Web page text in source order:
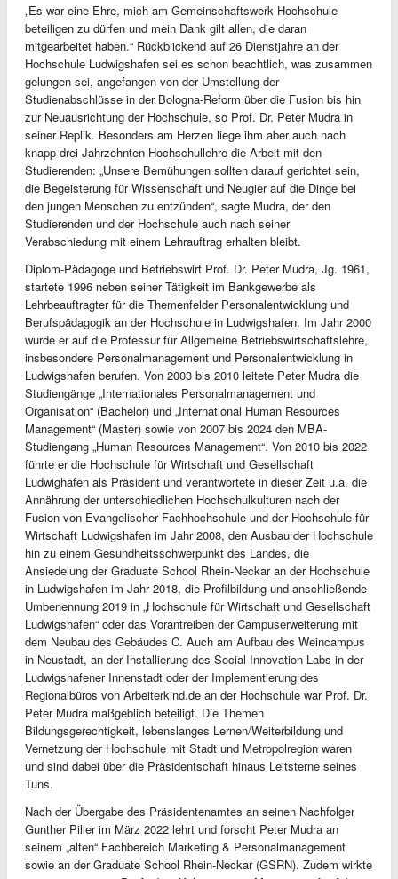
„Es war eine Ehre, mich am Gemeinschaftswerk Hochschule
beteiligen zu dürfen und mein Dank gilt allen, die daran
mitgearbeitet haben.“ Rückblickend auf 26 Dienstjahre an der
Hochschule Ludwigshafen sei es schon beachtlich, was zusammen
gelungen sei, angefangen von der Umstellung der
Studienabschlüsse in der Bologna-Reform über die Fusion bis hin
zur Neuausrichtung der Hochschule, so Prof. Dr. Peter Mudra in
seiner Replik. Besonders am Herzen liege ihm aber auch nach
knapp drei Jahrzehnten Hochschullehre die Arbeit mit den
Studierenden: „Unsere Bemühungen sollten darauf gerichtet sein,
die Begeisterung für Wissenschaft und Neugier auf die Dinge bei
den jungen Menschen zu entzünden“, sagte Mudra, der den
Studierenden und der Hochschule auch nach seiner
Verabschiedung mit einem Lehrauftrag erhalten bleibt.
Diplom-Pädagoge und Betriebswirt Prof. Dr. Peter Mudra, Jg. 1961,
startete 1996 neben seiner Tätigkeit im Bankgewerbe als
Lehrbeauftragter für die Themenfelder Personalentwicklung und
Berufspädagogik an der Hochschule in Ludwigshafen. Im Jahr 2000
wurde er auf die Professur für Allgemeine Betriebswirtschaftslehre,
insbesondere Personalmanagement und Personalentwicklung in
Ludwigshafen berufen. Von 2003 bis 2010 leitete Peter Mudra die
Studiengänge „Internationales Personalmanagement und
Organisation“ (Bachelor) und „International Human Resources
Management“ (Master) sowie von 2007 bis 2024 den MBA-
Studiengang „Human Resources Management“. Von 2010 bis 2022
führte er die Hochschule für Wirtschaft und Gesellschaft
Ludwighafen als Präsident und verantwortete in dieser Zeit u.a. die
Annährung der unterschiedlichen Hochschulkulturen nach der
Fusion von Evangelischer Fachhochschule und der Hochschule für
Wirtschaft Ludwigshafen im Jahr 2008, den Ausbau der Hochschule
hin zu einem Gesundheitsschwerpunkt des Landes, die
Ansiedelung der Graduate School Rhein-Neckar an der Hochschule
in Ludwigshafen im Jahr 2018, die Profilbildung und anschließende
Umbenennung 2019 in „Hochschule für Wirtschaft und Gesellschaft
Ludwigshafen“ oder das Vorantreiben der Campuserweiterung mit
dem Neubau des Gebäudes C. Auch am Aufbau des Weincampus
in Neustadt, an der Installierung des Social Innovation Labs in der
Ludwigshafener Innenstadt oder der Implementierung des
Regionalbüros von Arbeiterkind.de an der Hochschule war Prof. Dr.
Peter Mudra maßgeblich beteiligt. Die Themen
Bildungsgerechtigkeit, lebenslanges Lernen/Weiterbildung und
Vernetzung der Hochschule mit Stadt und Metropolregion waren
und sind dabei über die Präsidentschaft hinaus Leitsterne seines
Tuns.
Nach der Übergabe des Präsidentenamtes an seinen Nachfolger
Gunther Piller im März 2022 lehrt und forscht Peter Mudra an
seinem „alten“ Fachbereich Marketing & Personalmanagement
sowie an der Graduate School Rhein-Neckar (GSRN). Zudem wirkte